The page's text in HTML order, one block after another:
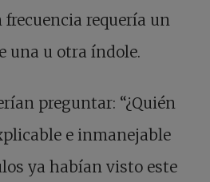
requería un
una u otra índole.
preguntar: “¿Quién
e inmanejable
ya habían visto este